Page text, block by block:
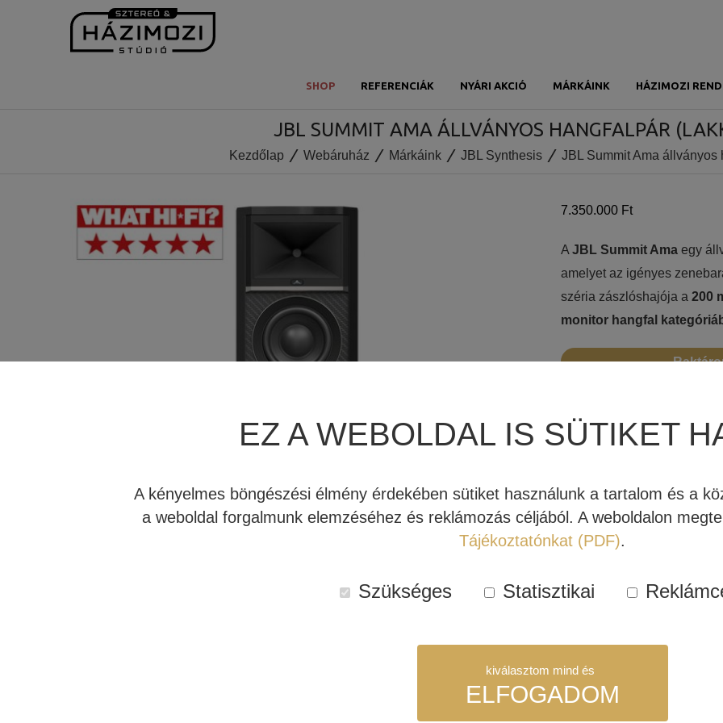
SHOP REFERENCIÁK NYÁRI AKCIÓ MÁRKÁINK HÁZIMOZI
JBL SUMMIT AMA ÁLLVÁNYOS HANGFALPÁR
Kezdőlap Webáruház Márkáink JBL Synthesis JBL Summit Ama állványos
7.350.000 Ft
AJBL Summit Ama egy
amelyet az igényes
széria zászlóshajója a200
monitor hangfal
Summit
Ama
hangfalpár
(lakk-
fekete)
Címkék:álló hangfal,
JBL Summit
EZ A WEBOLDAL IS SÜTIKET
A kényelmes böngészési élmény érdekében sütiket használunk a tartalom és a
a weboldal forgalmunk elemzéséhez és reklámozás céljából. A weboldalon
Tájékoztatónkat (PDF).
Szükséges Statisztikai
kiválasztom mind és
ELFOGADOM